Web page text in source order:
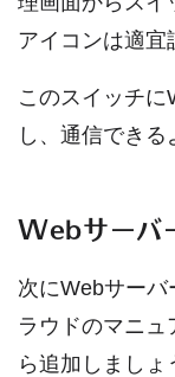
アイコンは適宜
このスイッチ
し、通信できる
Webサーバ
次にWebサーバ
ラウドのマニュ
ら追加しまし